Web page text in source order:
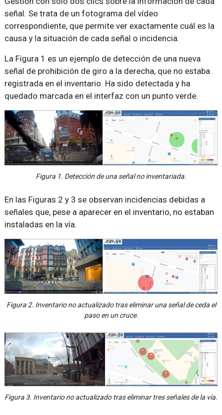
señal. Se trata de un fotograma del vídeo
correspondiente, que permite ver exactamente cuál es la
causa y la situación de cada señal o incidencia.
La Figura 1 es un ejemplo de detección de una nueva
señal de prohibición de giro a la derecha, que no estaba
registrada en el inventario. Ha sido detectada y ha
quedado marcada en el interfaz con un punto verde.
Figura 1. Detección de una señal no inventariada.
En las Figuras 2 y 3 se observan incidencias debidas a
señales que, pese a aparecer en el inventario, no estaban
instaladas en la vía.
Figura 2. Inventario no actualizado tras eliminar una señal de ceda el
paso en un cruce.
Figura 3. Inventario no actualizado tras eliminar tres señales de la vía.